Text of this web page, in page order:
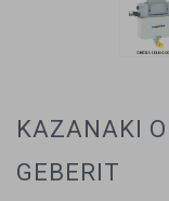
KAZANAKI
GEBERIT